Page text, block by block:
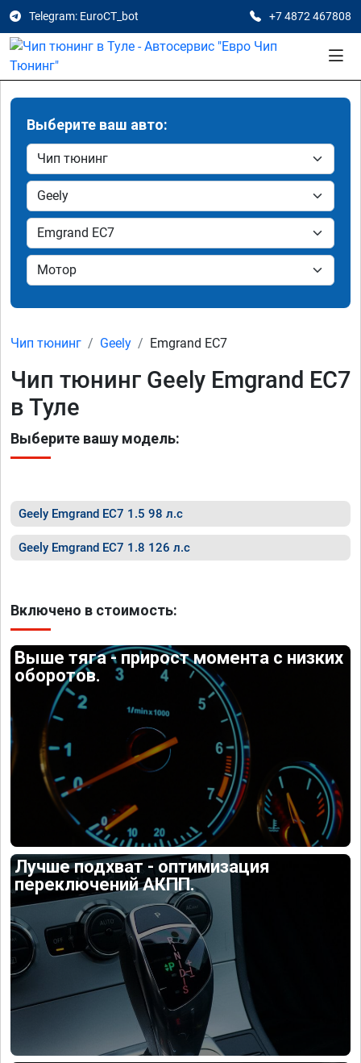
Telegram: EuroCT_bot +7 4872 467808
Выберите ваш авто:
Чип тюнинг Geely Emgrand EC7
Чип тюнинг Geely Emgrand EC7
в Туле
Выберите вашу модель:
Geely Emgrand EC7 1.5 98 л.с
Geely Emgrand EC7 1.8 126 л.с
Включено в стоимость:
Выше тяга - прирост момента с низких
оборотов.
Лучше подхват - оптимизация
переключений АКПП.